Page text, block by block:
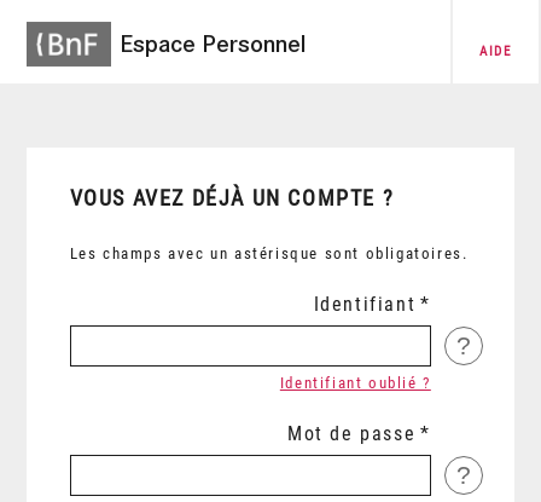
Espace Personnel AIDE
VOUS AVEZ DÉJÀ UN COMPTE ?
Les champs avec un astérisque sont obligatoires.
Identifiant
?
Identifiant oublié ?
Mot de passe
?